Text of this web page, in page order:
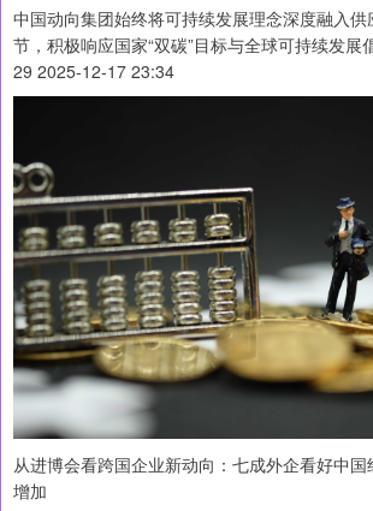
中国动向集团始终将可持续发展理念深度融入
节，积极响应国家“双碳”目标与全球可持续发展倡
29 2025-12-17 23:34
从进博会看跨国企业新动向：七成外企看好中
增加